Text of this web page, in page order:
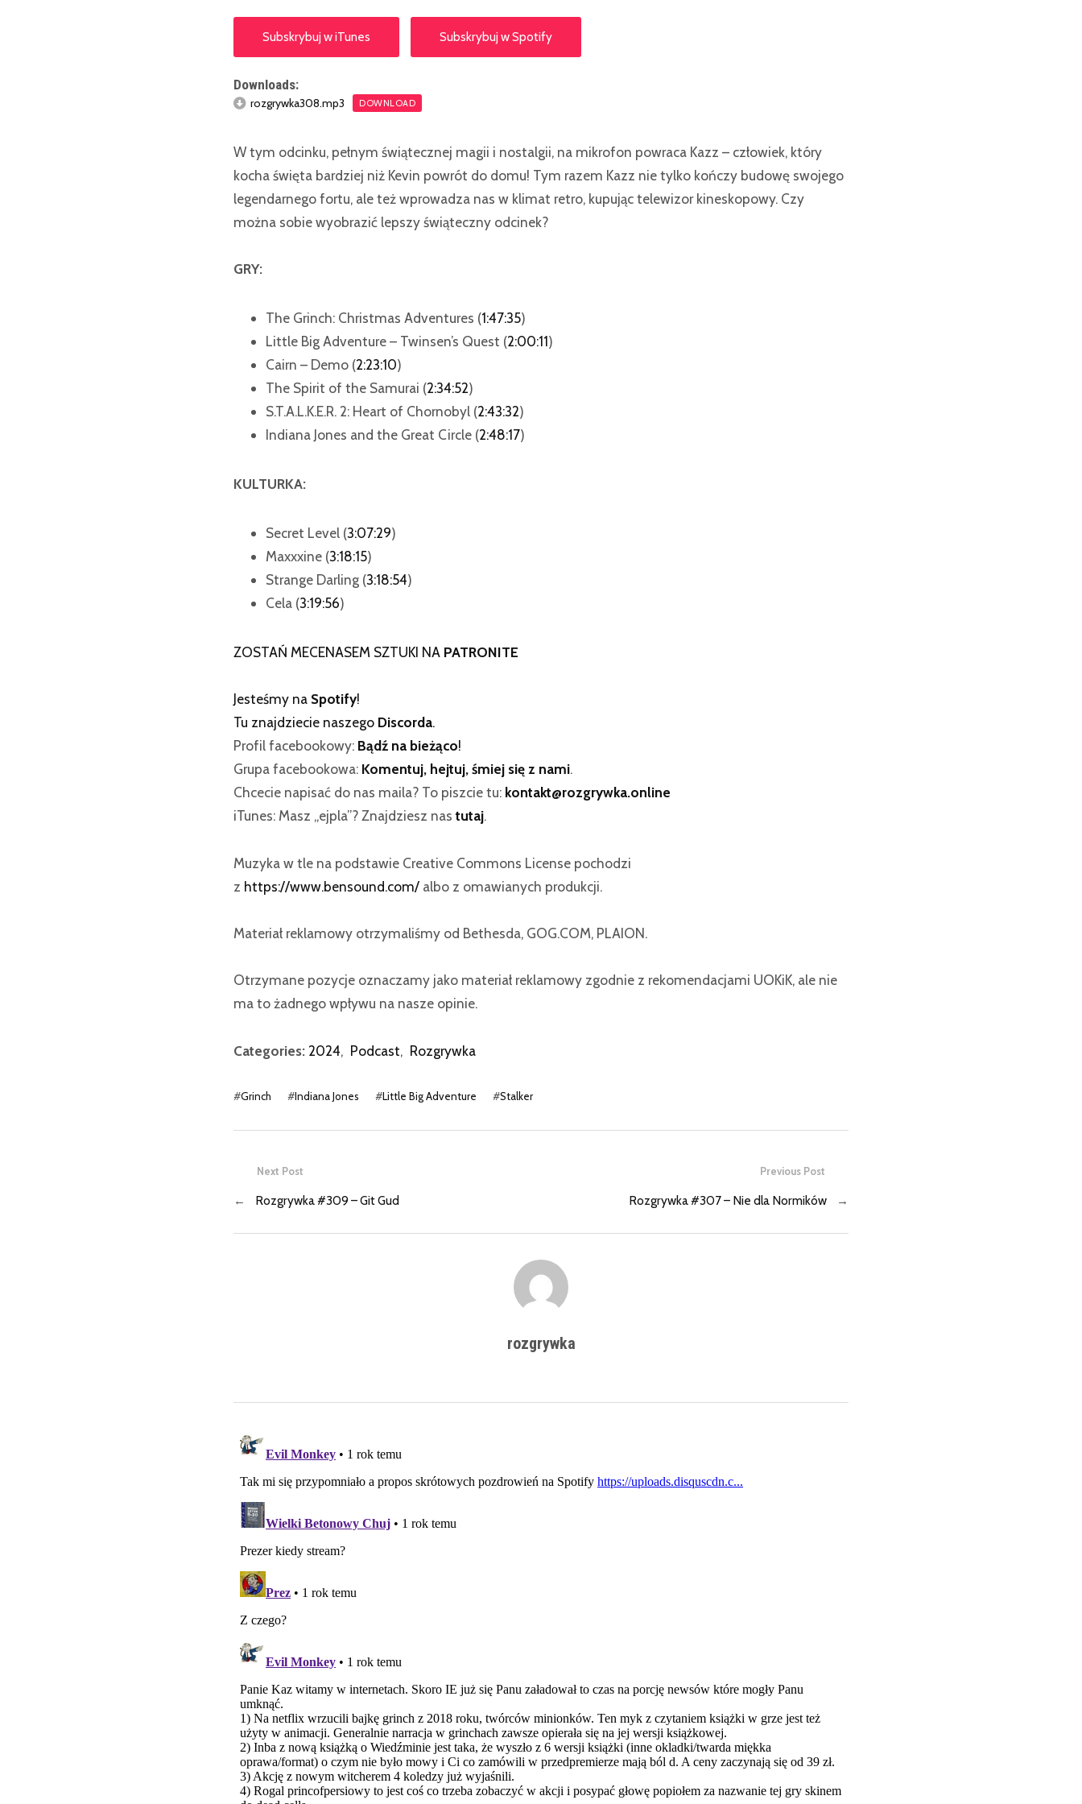
Subskrybuj w iTunes Subskrybuj w Spotify
Downloads:
rozgrywka308.mp3 DOWNLOAD
W tym odcinku, pełnym świątecznej magii i nostalgii, na mikrofon powraca Kazz – człowiek, który
kocha święta bardziej niż Kevin powrót do domu! Tym razem Kazz nie tylko kończy budowę swojego
legendarnego fortu, ale też wprowadza nas w klimat retro, kupując telewizor kineskopowy. Czy
można sobie wyobrazić lepszy świąteczny odcinek?
GRY:
The Grinch: Christmas Adventures (1:47:35)
Little Big Adventure – Twinsen’s Quest (2:00:11)
Cairn – Demo (2:23:10)
The Spirit of the Samurai (2:34:52)
S.T.A.L.K.E.R. 2: Heart of Chornobyl (2:43:32)
Indiana Jones and the Great Circle (2:48:17)
KULTURKA:
Secret Level (3:07:29)
Maxxxine (3:18:15)
Strange Darling (3:18:54)
Cela (3:19:56)
ZOSTAŃ MECENASEM SZTUKI NA PATRONITE
Jesteśmy na Spotify!
Tu znajdziecie naszego Discorda.
Profil facebookowy: Bądź na bieżąco!
Grupa facebookowa: Komentuj, hejtuj, śmiej się z nami.
Chcecie napisać do nas maila? To piszcie tu: kontakt@rozgrywka.online
iTunes: Masz „ejpla”? Znajdziesz nastutaj.
Muzyka w tle na podstawie Creative Commons License pochodzi
z https://www.bensound.com/ albo z omawianych produkcji.
Materiał reklamowy otrzymaliśmy od Bethesda, GOG.COM, PLAION.
Otrzymane pozycje oznaczamy jako materiał reklamowy zgodnie z rekomendacjami UOKiK, ale nie
ma to żadnego wpływu na nasze opinie.
Categories: 2024, Podcast, Rozgrywka
#Grinch #Indiana Jones #Little Big Adventure #Stalker
Previous Post
Rozgrywka #307 – Nie dla Normików →
Next Post
← Rozgrywka #309 – Git Gud
rozgrywka